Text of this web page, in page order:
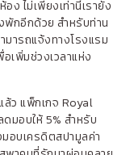
ง ไม่เพียงเท่านี้เรายัง
พักอีกด้วย สำหรับท่าน
ารถแจ้งทางโรงแรม
เพิ่มช่วงเวลาแห่ง
ว แพ็กเกจ Royal
มอบให้ 5% สำหรับ
อบเครดิตสปามูลค่า